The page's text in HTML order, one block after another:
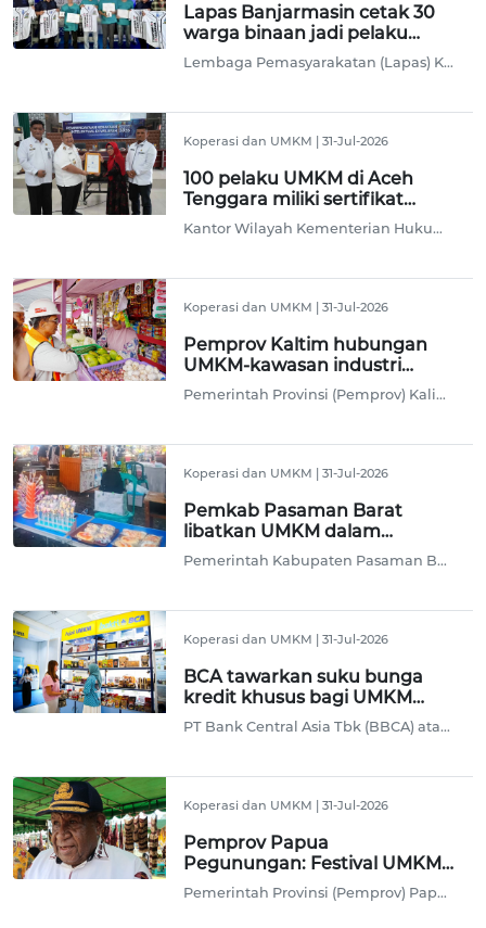
Lapas Banjarmasin cetak 30
warga binaan jadi pelaku
UMKM sablon
Lembaga Pemasyarakatan (Lapas) Kelas IIA Banjarmasin, Kalimantan Selatan (Kalsel), mencetak 30 warga binaan sebagai calon pelaku usaha mikro, kecil, dan menengah (UMKM) sablon melalui pelatihan bersertifikat guna mendorong lahirnya produk bernilai ekonomi.
Koperasi dan UMKM |31-Jul-2026
100 pelaku UMKM di Aceh
Tenggara miliki sertifikat
merek
Kantor Wilayah Kementerian Hukum (Kemenkum) Aceh menyatakan 100 pelaku usaha mikro, kecil, dan menengah (UMKM) di Kabupaten Aceh Tenggara sudah memiliki sertifikat merek.
Koperasi dan UMKM |31-Jul-2026
Pemprov Kaltim hubungan
UMKM-kawasan industri
untuk majukan ekonomi
Pemerintah Provinsi (Pemprov) Kalimantan Utara (Kaltara) menghubungkan pelaku usaha mikro, kecil, dan menengah (UMKM) dengan kawasan industri untuk memajukan ekonomi masyarakat setempat.
Koperasi dan UMKM |31-Jul-2026
Pemkab Pasaman Barat
libatkan UMKM dalam
berbagai kegiatan
Pemerintah Kabupaten Pasaman Barat, Sumatera Barat melibatkan usaha mikro, kecil, dan menengah (UMKM) dalam setiap kegiatan, baik tingkat kabupaten, provinsi, maupun pusat dalam rangka mempromosikan produk daerah setempat ke pasar yang lebih luas.
Koperasi dan UMKM |31-Jul-2026
BCA tawarkan suku bunga
kredit khusus bagi UMKM
hingga Januari 2027
PT Bank Central Asia Tbk (BBCA) atau BCA menawarkan suku bunga kredit khusus bagi usaha mikro, kecil, dan menengah (UMKM) yang berlaku mulai 1 Juni 2026 hingga Januari 2027.
Koperasi dan UMKM |31-Jul-2026
Pemprov Papua
Pegunungan: Festival UMKM
perkuat ekonomi masyarakatPemerintah Provinsi (Pemprov) Papua Pegunungan menyatakan festival usaha mikro kecil dan menengah (UMKM) menjadi upaya memperkuat perputaran ekonomi keluarga di daerah setempat dengan meningkatkan pendapatan masyarakat.